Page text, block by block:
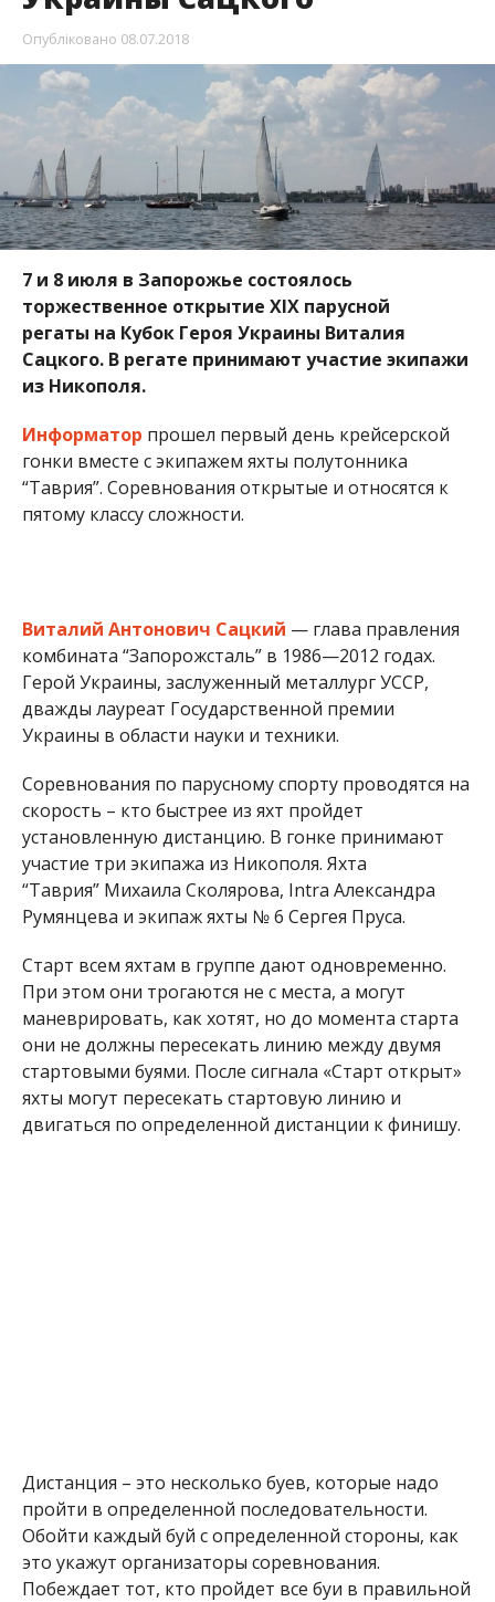
регаты на Кубок Героя Украины Виталия
Сацкого. В регате принимают участие экипажи
из Никополя.
Информатор
прошел первый день крейсерской
гонки вместе с экипажем яхты полутонника
“Таврия”. Соревнования открытые и относятся к
пятому классу сложности.
Виталий Антонович Сацкий— глава правления
комбината “Запорожсталь” в 1986—2012 годах.
Герой Украины, заслуженный металлург УССР,
дважды лауреат Государственной премии
Украины в области науки и техники.
Соревнования по парусному спорту проводятся на
скорость – кто быстрее из яхт пройдет
установленную дистанцию. В гонке принимают
Старт всем яхтам в группе дают одновременно.
При этом они трогаются не с места, а могут
маневрировать, как хотят, но до момента старта
они не должны пересекать линию между двумя
яхты могут пересекать стартовую линию и
двигаться по определенной дистанции к финишу.
самый быстрый (а для направления на знак против
ветра это вообще невозможно). На дистанции
могут быть разные течения воды и скорость
ветра. Направление ветра тоже изменяется.